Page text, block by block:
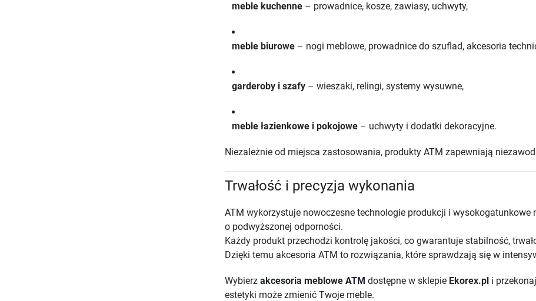
meble kuchenne – prowadnice, kosze, zawiasy, uchwyty,
meble biurowe – nogi meblowe, prowadnice do szuflad, akcesoria
garderoby i szafy – wieszaki, relingi, systemy wysuwne,
meble łazienkowe i pokojowe – uchwyty i dodatki dekoracyjne.
Niezależnie od miejsca zastosowania, produkty ATM zapewniają
Trwałość i precyzja wykonania
ATM wykorzystuje nowoczesne technologie produkcji i wysokogatunkowe
o podwyższonej odporności.
Każdy produkt przechodzi kontrolę jakości, co gwarantuje stabilność,
Dzięki temu akcesoria ATM to rozwiązania, które sprawdzają się w
Wybierz akcesoria meblowe ATM dostępne w sklepie Ekorex.pl i
estetyki może zmienić Twoje meble.